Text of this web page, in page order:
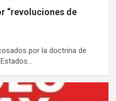
“revoluciones de
por la doctrina de